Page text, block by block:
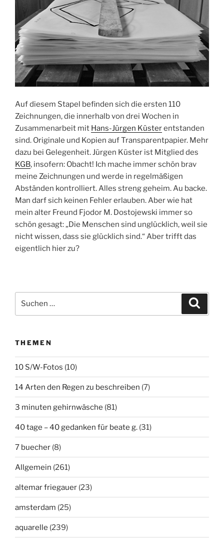
Auf diesem Stapel befinden sich die ersten 110
Zeichnungen, die innerhalb von drei Wochen in
Zusammenarbeit mit Hans-Jürgen Küsterentstanden
sind. Originale und Kopien auf Transparentpapier. Mehr
dazu bei Gelegenheit. Jürgen Küster ist Mitglied des
KGB, insofern: Obacht! Ich mache immer schön brav
meine Zeichnungen und werde in regelmäßigen
Abständen kontrolliert. Alles streng geheim. Au backe.
Man darf sich keinen Fehler erlauben. Aber wie hat
mein alter Freund Fjodor M. Dostojewski immer so
schön gesagt: „Die Menschen sind unglücklich, weil sie
nicht wissen, dass sie glücklich sind.“ Aber trifft das
eigentlich hier zu?
Suchen
THEMEN
10 S/W-Fotos (10)
14 Arten den Regen zu beschreiben (7)
3 minuten gehirnwäsche (81)
40 tage – 40 gedanken für beate g. (31)
7 buecher (8)
Allgemein (261)
altemar friegauer (23)
amsterdam (25)
aquarelle (239)